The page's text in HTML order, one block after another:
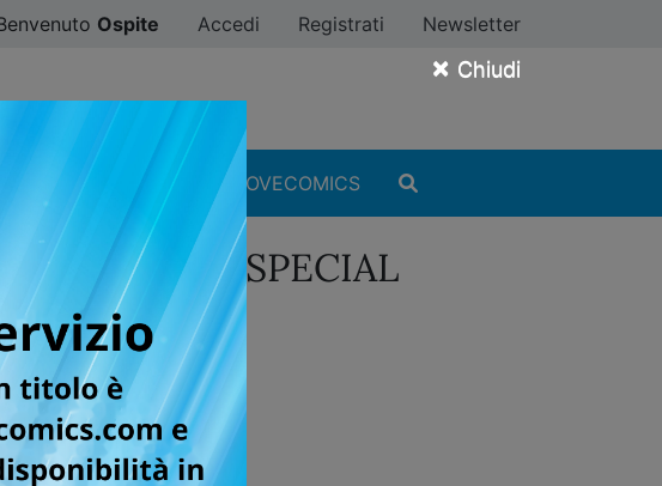
× Chiudi
Ospite Accedi Registrati Newsletter
#ILOVEMANGA #ILOVECOMICS
CONAN SPECIAL
5